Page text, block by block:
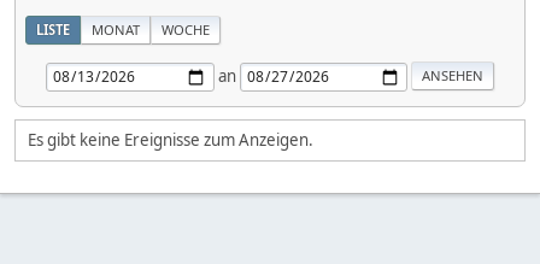
LISTE MONAT WOCHE
an
Es gibt keine Ereignisse zum Anzeigen.